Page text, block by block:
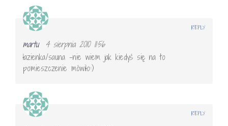
martu
4 sierpnia 2010 11:56
łazienka/sauna -nie wiem jak kiedyś się na to
pomieszczenie mówiło:)
REPLY
REPLY